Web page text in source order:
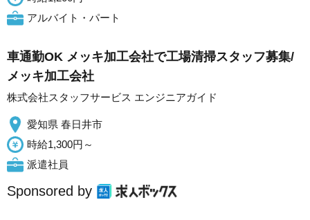
アルバイト・パート
車通勤OK メッキ加工会社で工場清掃スタッフ募集/
メッキ加工会社
株式会社スタッフサービス エンジニアガイド
愛知県 春日井市
時給1,300円～
派遣社員
Sponsored by